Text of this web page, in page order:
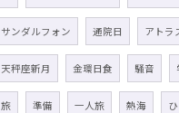
サンダルフォン 通院日 アトラ
天秤座新月 金環日食 騒音
旅 準備 一人旅 熱海